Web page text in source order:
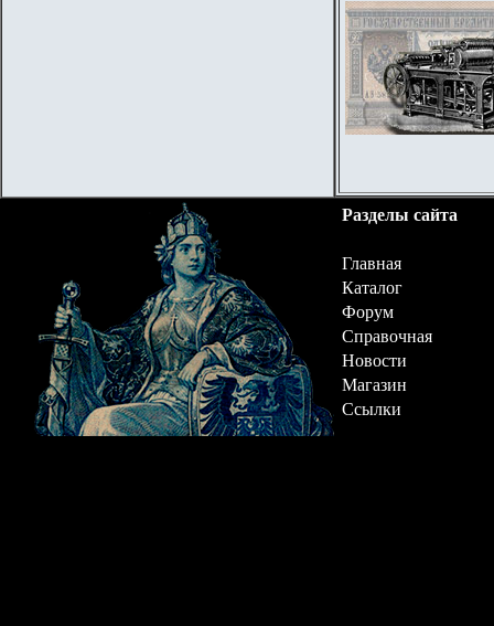
Разделы сайта
Главная
Каталог
Форум
Справочная
Новости
Магазин
Ссылки